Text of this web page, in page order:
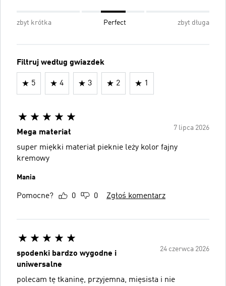
zbyt krótka Perfect zbyt długa
Filtruj według gwiazdek
5 4 3 2 1
7 lipca 2026
Mega materiał
super miękki materiał pieknie leży kolor fajny
kremowy
Mania
Pomocne? 0 0 Zgłoś komentarz
24 czerwca 2026
spodenki bardzo wygodne i
uniwersalne
polecam tę tkaninę, przyjemna, mięsista i nie